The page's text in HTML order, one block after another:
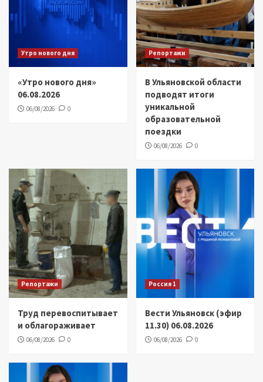
Утро нового дня
«Утро нового дня»
06.08.2026
06/08/2026 0
Репортажи
В Ульяновской области
подводят итоги
уникальной
образовательной
поездки
06/08/2026 0
Репортажи
Труд перевоспитывает
и облагораживает
06/08/2026 0
Россия 1
Вести Ульяновск (эфир
11.30) 06.08.2026
06/08/2026 0